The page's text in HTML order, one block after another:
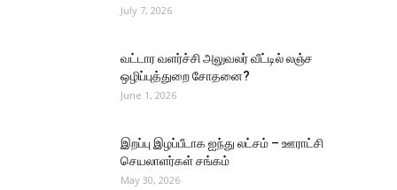
July 7, 2026
வட்டார வளர்ச்சி அலுவலர் வீட்டில் லஞ்ச
ஒழிப்புத்துறை சோதனை?
June 1, 2026
இறப்பு இழப்பீடாக ஐந்து லட்சம் – ஊராட்சி
செயலாளர்கள் சங்கம்
May 30, 2026